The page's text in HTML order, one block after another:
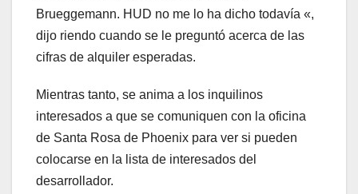
Brueggemann. HUD no me lo ha dicho todavía «,
dijo riendo cuando se le preguntó acerca de las
cifras de alquiler esperadas.
Mientras tanto, se anima a los inquilinos
interesados ​​a que se comuniquen con la oficina
de Santa Rosa de Phoenix para ver si pueden
colocarse en la lista de interesados ​​del
desarrollador.